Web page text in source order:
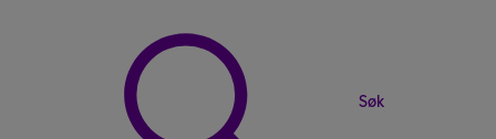
Søk